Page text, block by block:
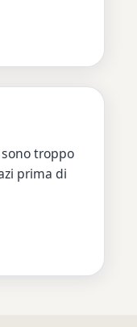
troppo
prima di